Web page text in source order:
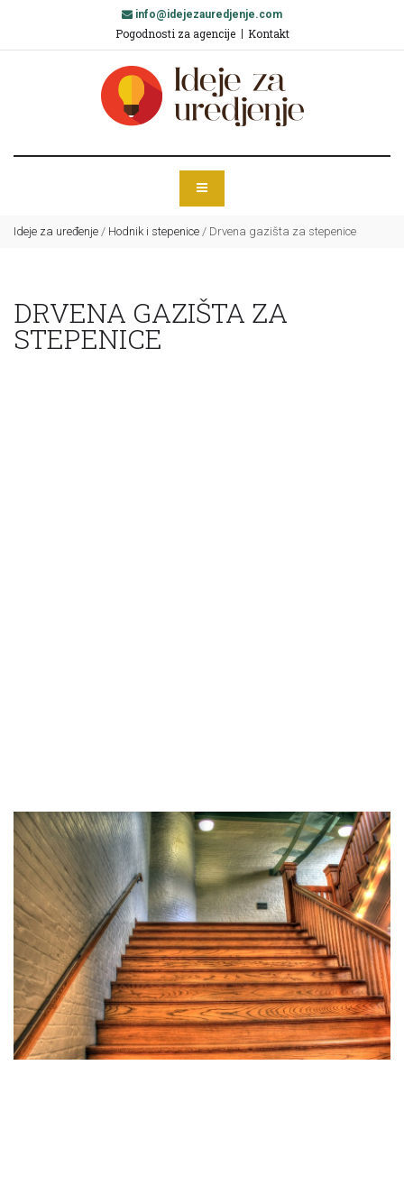
info@idejezauredjenje.com
Pogodnosti za agencije Kontakt
Ideje za uređenje / Hodnik i stepenice / Drvena gazišta za stepenice
DRVENA GAZIŠTA ZA
STEPENICE